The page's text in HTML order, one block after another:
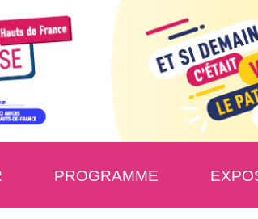
PROGRAMME